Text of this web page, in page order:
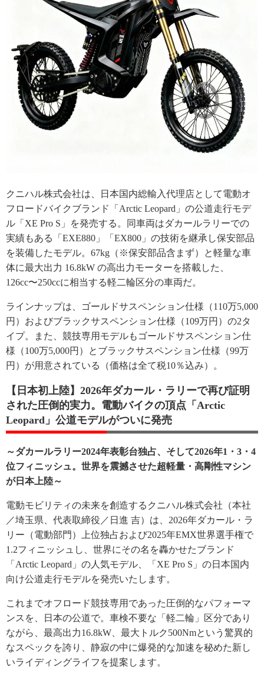
クニハル株式会社は、日本国内総輸入代理店として電動オ
フロードバイクブランド「Arctic Leopard」の公道走行モデ
ル「XE Pro S」を発売する。同車両はダカールラリーでの
実績もある「EXE880」「EX800」の技術を継承し保安部品
を装備したモデル。67kg（※保安部品含まず）と軽量な車
体に最大出力 16.8kW の高出力モーターを搭載した、
126cc〜250ccに相当する軽二輪区分の車両だ。
ラインナップは、ゴールドサスペンション仕様（110万5,000
円）およびブラックサスペンション仕様（109万円）の2タ
イプ。また、競技専用モデルもゴールドサスペンション仕
様（100万5,000円）とブラックサスペンション仕様（99万
円）が用意されている（価格は全て税10％込み）。
【日本初上陸】2026年ダカール・ラリーで再び証明
された圧倒的実力。電動バイクの頂点「Arctic
Leopard」公道モデルがついに発売
～ダカールラリー2024年表彰台独占、そして2026年1・3・4
位フィニッシュ。世界を震撼させた超軽量・高剛性マシン
が日本上陸～
電動モビリティの未来を創造するクニハル株式会社（本社
／埼玉県、代表取締役／日進 吉）は、2026年ダカール・ラ
リー（電動部門）上位独占および2025年EMX世界選手権で
1.2フィニッシュし、世界にその名を轟かせたブランド
「Arctic Leopard」の人気モデル、「XE Pro S」の日本国内
向け公道走行モデルを発売いたします。
これまでオフロード競技専用であった圧倒的なパフォーマ
ンスを、日本の公道で。車検不要な「軽二輪」区分であり
ながら、最高出力16.8kW、最大トルク500Nmという驚異的
なスペックを誇り、静寂の中に爆発的な加速を秘めた新し
いライディングライフを提案します。